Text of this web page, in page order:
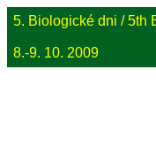
5. Biologické dni / 5th
8.-9. 10. 2009